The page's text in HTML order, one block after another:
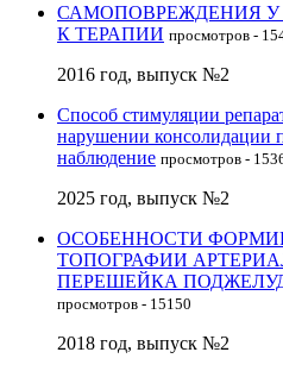
САМОПОВРЕЖДЕНИЯ
К ТЕРАПИИ просмотров -
2016 год, выпуск №2
Способ стимуляции
нарушении консолидации
наблюдение просмотров -
2025 год, выпуск №2
ОСОБЕННОСТИ
ТОПОГРАФИИ
ПЕРЕШЕЙКА
просмотров - 15150
2018 год, выпуск №2